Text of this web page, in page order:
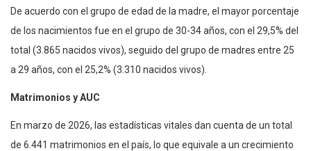
De acuerdo con el grupo de edad de la madre, el mayor porcentaje
de los nacimientos fue en el grupo de 30-34 años, con el 29,5% del
total (3.865 nacidos vivos), seguido del grupo de madres entre 25
a 29 años, con el 25,2% (3.310 nacidos vivos).
Matrimonios y AUC
En marzo de 2026, las estadísticas vitales dan cuenta de un total
de 6.441 matrimonios en el país, lo que equivale a un crecimiento